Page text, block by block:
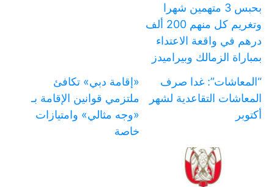
بحبس 3 متهمين شهرا
وتغريم كل منهم 200 ألف
درهم في واقعة الاعتداء
بمباراة الزمالك وبيراميدز
“المعاشات”: غدا صرف
المعاشات التقاعدية لشهر
أكتوبر
«إقامة دبي» تكافئ
ملتزمي قوانين الإقامة بـ
«وجه مثالي» وامتيازات
خاصة